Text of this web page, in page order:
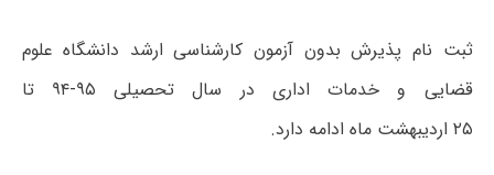
ثبت نام پذیرش بدون آزمون کارشناسی ارشد دانشگاه علوم
قضایی و خدمات اداری در سال تحصیلی ۹۵-۹۴ تا
۲۵ اردیبهشت ماه ادامه دارد.